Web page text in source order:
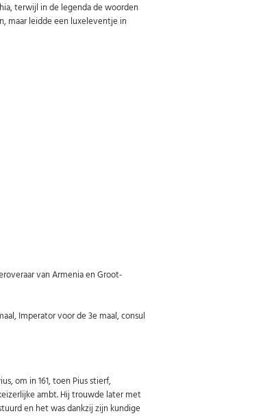
gratis nieuwsbrief en ontvang wekelijks een
moment weer afmelden via de nieuwsbrief.
worden niet gedeeld met derden
terwijl in de legenda de woorden
maar leidde een luxeleventje in
van Armenia en Groot-
Imperator voor de 3e maal, consul
om in 161, toen Pius stierf,
ambt. Hij trouwde later met
en het was dankzij zijn kundige